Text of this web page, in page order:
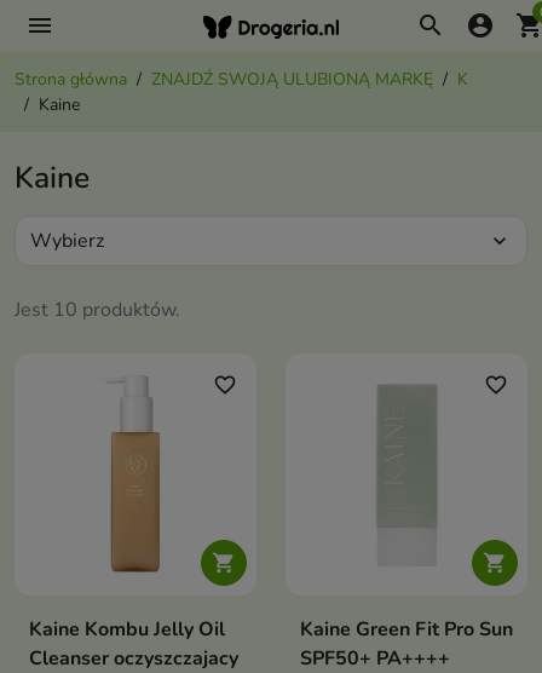
menu search account_circle
Strona główna ZNAJDŹ SWOJĄ ULUBIONĄ MARKĘ
K
Kaine
Kaine
Jest 10 produktów.
Wybierz expand_more

favorite_border
Kaine Kombu Jelly Oil
Cleanser oczyszczajacy

favorite_border
Kaine Green Fit Pro Sun
SPF50+ PA++++